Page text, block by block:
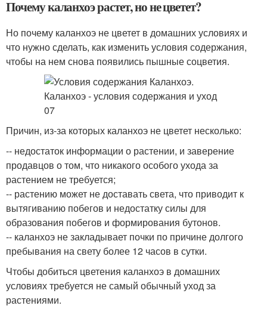
Почему каланхоэ растет, но не цветет?
Но почему каланхоэ не цветет в домашних условиях и
что нужно сделать, как изменить условия содержания,
чтобы на нем снова появились пышные соцветия.
Причин, из-за которых каланхоэ не цветет несколько:
-- недостаток информации о растении, и заверение
продавцов о том, что никакого особого ухода за
растением не требуется;
-- растению может не доставать света, что приводит к
вытягиванию побегов и недостатку силы для
образования побегов и формирования бутонов.
-- каланхоэ не закладывает почки по причине долгого
пребывания на свету более 12 часов в сутки.
Чтобы добиться цветения каланхоэ в домашних
условиях требуется не самый обычный уход за
растениями.